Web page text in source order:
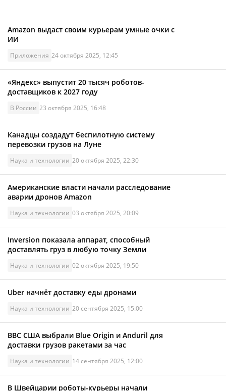
Amazon выдаст своим курьерам умные очки с
ИИ
Приложения 24 октября 2025, 12:45
«Яндекс» выпустит 20 тысяч роботов-
доставщиков к 2027 году
В России 23 октября 2025, 16:48
Канадцы создадут беспилотную систему
перевозки грузов на Луне
Наука и технологии 20 октября 2025, 22:30
Американские власти начали расследование
аварии дронов Amazon
Наука и технологии 03 октября 2025, 20:09
Inversion показала аппарат, способный
доставлять груз в любую точку Земли
Наука и технологии 02 октября 2025, 19:50
Uber начнёт доставку еды дронами
Наука и технологии 20 сентября 2025, 15:00
ВВС США выбрали Blue Origin и Anduril для
доставки грузов ракетами за час
Наука и технологии 14 сентября 2025, 12:00
В Швейцарии роботы-курьеры начали